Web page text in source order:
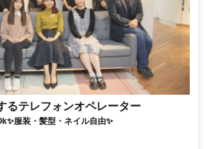
るテレフォンオペレーター
服装・髪型・ネイル自由✨